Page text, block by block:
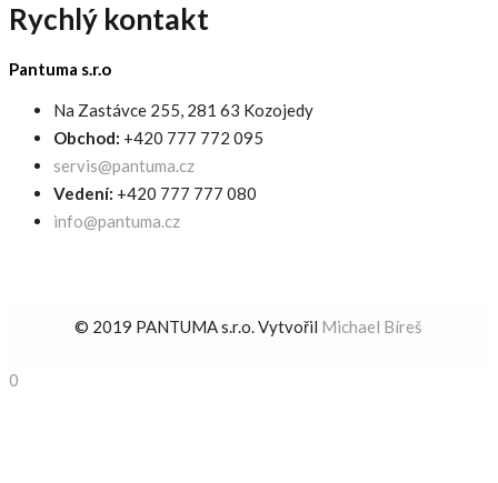
Rychlý kontakt
Pantuma s.r.o
Na Zastávce 255, 281 63 Kozojedy
Obchod: +420 777 772 095
servis@pantuma.cz
Vedení: +420 777 777 080
info@pantuma.cz
© 2019 PANTUMA s.r.o. Vytvořil Michael Bíreš
0